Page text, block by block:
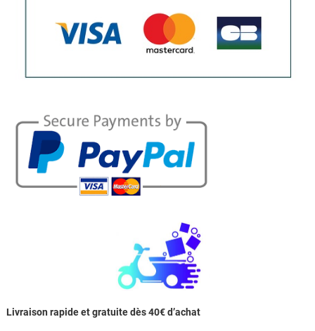
Livraison rapide et gratuite dès 40€ d’achat